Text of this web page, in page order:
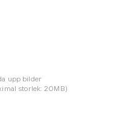
upp bilder
storlek: 20MB)